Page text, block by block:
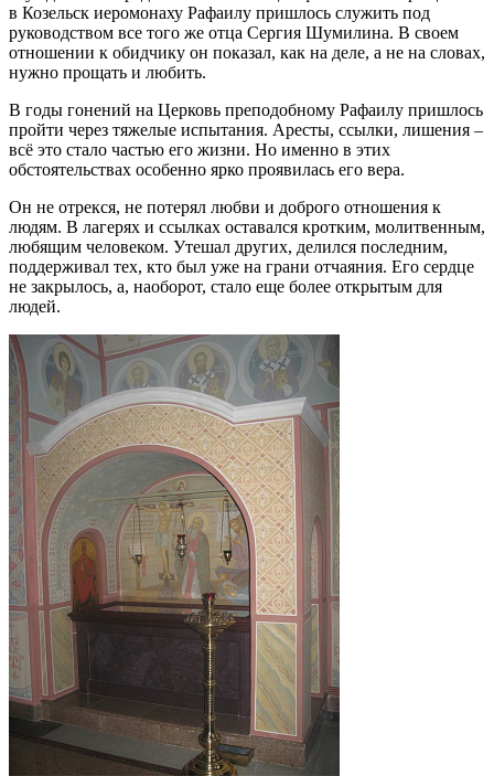
в Козельск иеромонаху Рафаилу пришлось служить под
руководством все того же отца Сергия Шумилина. В своем
отношении к обидчику он показал, как на деле, а не на словах,
нужно прощать и любить.
В годы гонений на Церковь преподобному Рафаилу пришлось
пройти через тяжелые испытания. Аресты, ссылки, лишения –
всё это стало частью его жизни. Но именно в этих
обстоятельствах особенно ярко проявилась его вера.
Он не отрекся, не потерял любви и доброго отношения к
людям. В лагерях и ссылках оставался кротким, молитвенным,
любящим человеком. Утешал других, делился последним,
поддерживал тех, кто был уже на грани отчаяния. Его сердце
не закрылось, а, наоборот, стало еще более открытым для
людей.